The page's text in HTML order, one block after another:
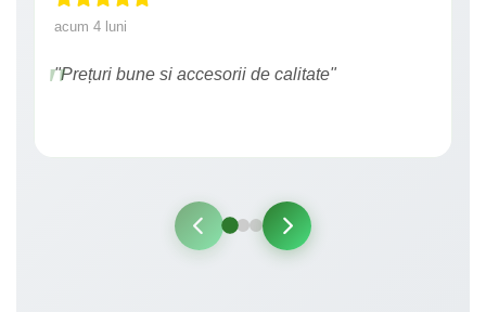
acum 4 luni
"Prețuri bune si accesorii de calitate"